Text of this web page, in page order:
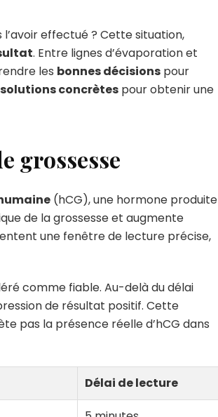
l’avoir effectué ? Cette situation,
. Entre lignes d’évaporation et
les bonnes décisions pour
solutions concrètes pour obtenir une
grossesse
(hCG), une hormone produite
de la grossesse et augmente
une fenêtre de lecture précise,
comme fiable. Au-delà du délai
de résultat positif. Cette
pas la présence réelle d’hCG dans
Délai de lecture